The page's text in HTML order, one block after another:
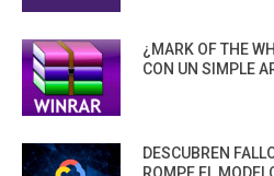
¿MARK OF THE
CON UN SIMPLE
DESCUBREN